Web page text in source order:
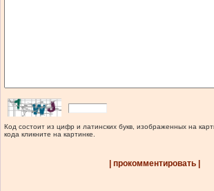
Код состоит из цифр и латинских букв, изображенных на
кода кликните на картинке.
| прокомментировать |